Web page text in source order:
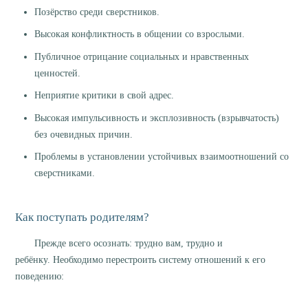
Позёрство среди сверстников.
Высокая конфликтность в общении со взрослыми.
Публичное отрицание социальных и нравственных
ценностей.
Неприятие критики в свой адрес.
Высокая импульсивность и эксплозивность (взрывчатость)
без очевидных причин.
Проблемы в установлении устойчивых взаимоотношений со
сверстниками.
Как поступать родителям?
Прежде всего осознать: трудно вам, трудно и
ребёнку. Необходимо перестроить систему отношений к его
поведению: